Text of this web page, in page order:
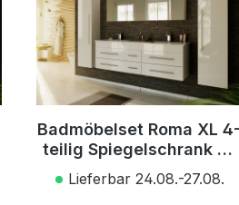
Badmöbelset Roma XL 4-
teilig Spiegelschrank 2x
Hochschrank weiss
hochglanz
Lieferbar 24.08.-27.08.